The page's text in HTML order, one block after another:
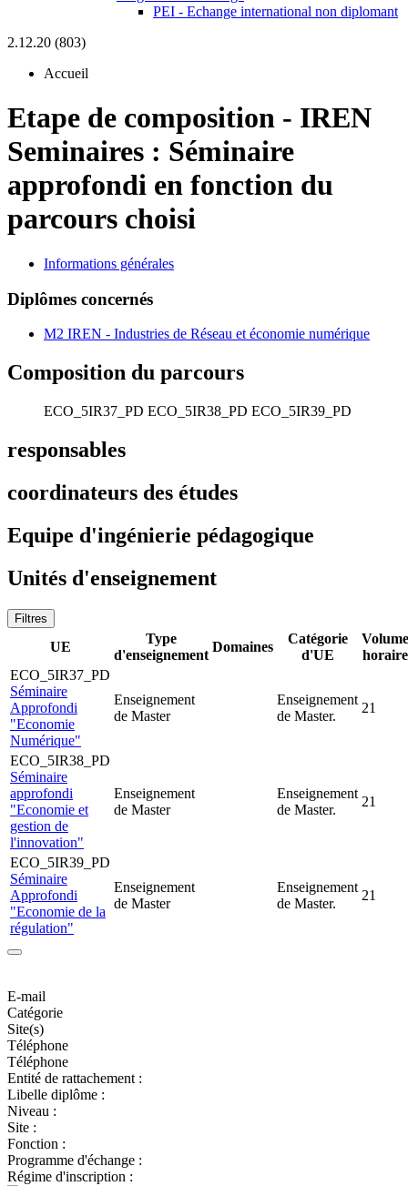
PEI - Echange international non diplomant
2.12.20 (803)
Accueil
Etape de composition - IREN
Seminaires : Séminaire
approfondi en fonction du
parcours choisi
Informations générales
Diplômes concernés
M2 IREN - Industries de Réseau et économie numérique
Composition du parcours
ECO_5IR37_PD ECO_5IR38_PD ECO_5IR39_PD
responsables
coordinateurs des études
Equipe d'ingénierie pédagogique
Unités d'enseignement
Filtres
UE
Type
d'enseignement
Domaines
Catégorie
d'UE
Volume
horaire
ECO_5IR37_PD
Séminaire
Approfondi
"Economie
Numérique"
Enseignement
de Master
Enseignement
de Master.
21
ECO_5IR38_PD
Séminaire
approfondi
"Economie et
gestion de
l'innovation"
Enseignement
de Master
Enseignement
de Master.
21
ECO_5IR39_PD
Séminaire
Approfondi
"Economie de la
régulation"
Enseignement
de Master
Enseignement
de Master.
21
E-mail
Catégorie
Site(s)
Téléphone
Téléphone
Entité de rattachement :
Libelle diplôme :
Niveau :
Site :
Fonction :
Programme d'échange :
Régime d'inscription :